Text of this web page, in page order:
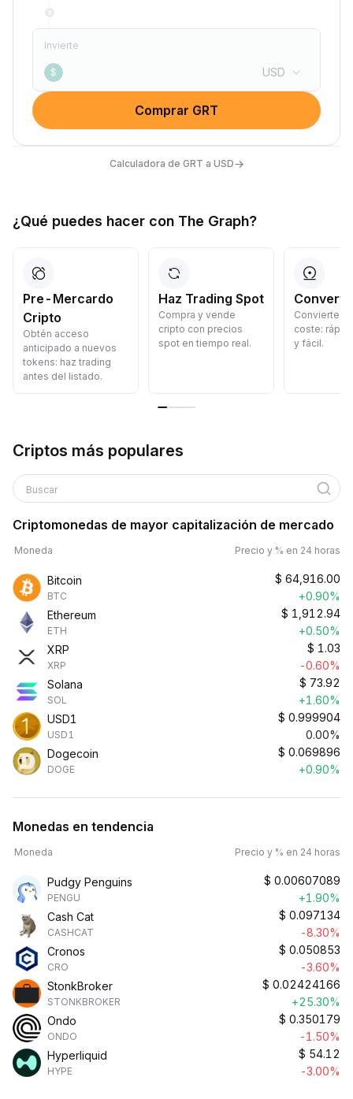
Invierte
$ USD
Comprar GRT
Calculadora de GRT a USD→
¿Qué puedes hacer con The Graph?
Pre-Mercardo
Cripto
Obtén acceso
anticipado a nuevos
tokens: haz trading
antes del listado.
Haz Trading Spot
Compra y vende
cripto con precios
spot en tiempo real.
Convertir
Convierte
coste:
y fácil.
Criptos más populares
Buscar
Criptomonedas de mayor capitalización de mercado
Moneda Precio y % en 24 horas
Bitcoin
BTC
$ 64,916.00
+0.90%
Ethereum
ETH
$ 1,912.94
+0.50%
XRP
XRP
$ 1.03
-0.60%
Solana
SOL
$ 73.92
+1.60%
USD1
USD1
$ 0.999904
0.00%
Dogecoin
DOGE
$ 0.069896
+0.90%
Monedas en tendencia
Moneda Precio y % en 24 horas
Pudgy Penguins
PENGU
$ 0.00607089
+1.90%
Cash Cat
CASHCAT
$ 0.097134
-8.30%
Cronos
CRO
$ 0.050853
-3.60%
StonkBroker
STONKBROKER
$ 0.02424166
+25.30%
Ondo
ONDO
$ 0.350179
-1.50%
Hyperliquid
HYPE
$ 54.12
-3.00%